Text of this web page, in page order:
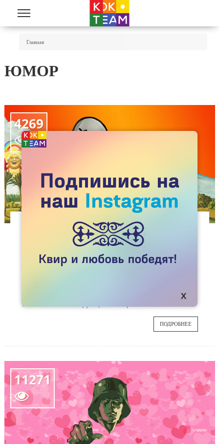
Перейти к основному содержанию
Главная
ЮМОР
4269

СМЕХ СКВОЗЬ СТИГМУ
22
Казахстанские власти, чиновники и полиция
чтобы в основе политической карикатуры
лежали стигматизирующие их стереотипы?
ПОДРОБНЕЕ
11271
